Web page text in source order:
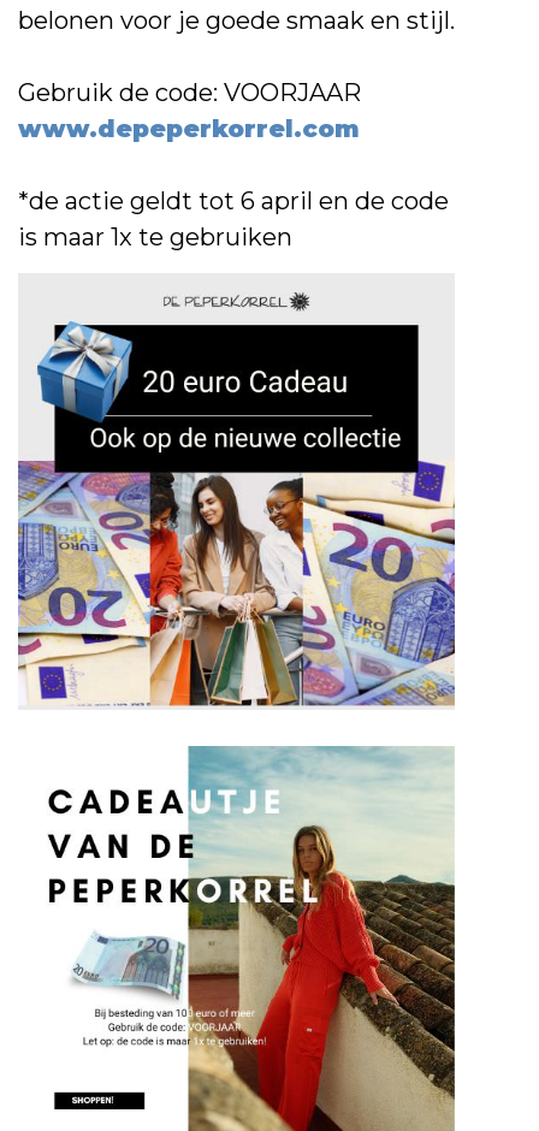
belonen voor je goede smaak en stijl.
Gebruik de code: VOORJAAR
www.depeperkorrel.com
*de actie geldt tot 6 april en de code
is maar 1x te gebruiken